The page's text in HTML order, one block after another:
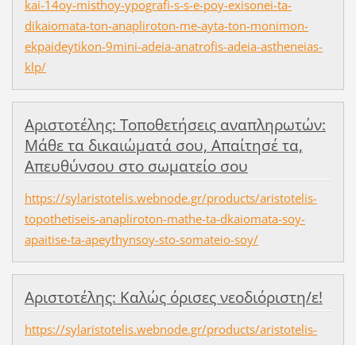
kai-14oy-misthoy-ypografi-s-s-e-poy-exisonei-ta-
dikaiomata-ton-anapliroton-me-ayta-ton-monimon-
ekpaideytikon-9mini-adeia-anatrofis-adeia-astheneias-
klp/
Αριστοτέλης: Τοποθετήσεις αναπληρωτών:
Μάθε τα δικαιώματά σου, Απαίτησέ τα,
Απευθύνσου στο σωματείο σου
https://sylaristotelis.webnode.gr/products/aristotelis-
topothetiseis-anapliroton-mathe-ta-dkaiomata-soy-
apaitise-ta-apeythynsoy-sto-somateio-soy/
Αριστοτέλης: Καλώς όρισες νεοδιόριστη/ε!
https://sylaristotelis.webnode.gr/products/aristotelis-